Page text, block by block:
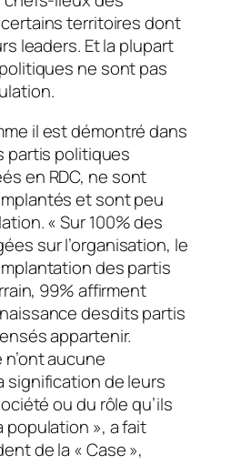
territoires dont
leaders. Et la plupart
ne sont pas
il est démontré dans
partis politiques
en RDC, ne sont
et sont peu
« Sur 100% des
sur l’organisation, le
des partis
99% affirment
desdits partis
appartenir.
n’ont aucune
signification de leurs
ou du rôle qu’ils
population », a fait
de la « Case »,